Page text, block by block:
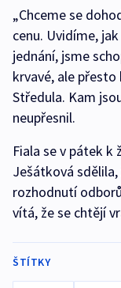
„Chceme se
cenu. Uvidíme,
jednání, jsme
krvavé, ale
Středula. Kam
neupřesnil.
Fiala se v pátek k
Ješátková
rozhodnutí
vítá, že se chtějí
ŠTÍTKY